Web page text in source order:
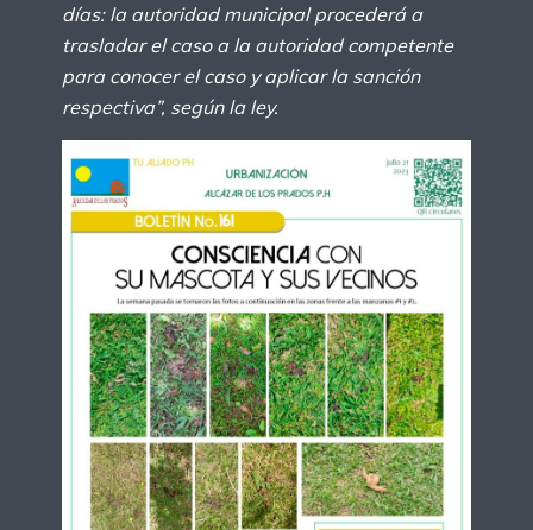
días: la autoridad municipal procederá a
trasladar el caso a la autoridad competente
para conocer el caso y aplicar la sanción
respectiva”, según la ley.